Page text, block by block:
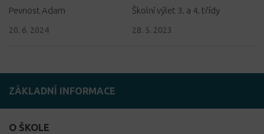
Pevnost Adam
20. 6. 2024
Školní výlet 3. a 4. třídy
28. 5. 2023
ZÁKLADNÍ INFORMACE
O ŠKOLE